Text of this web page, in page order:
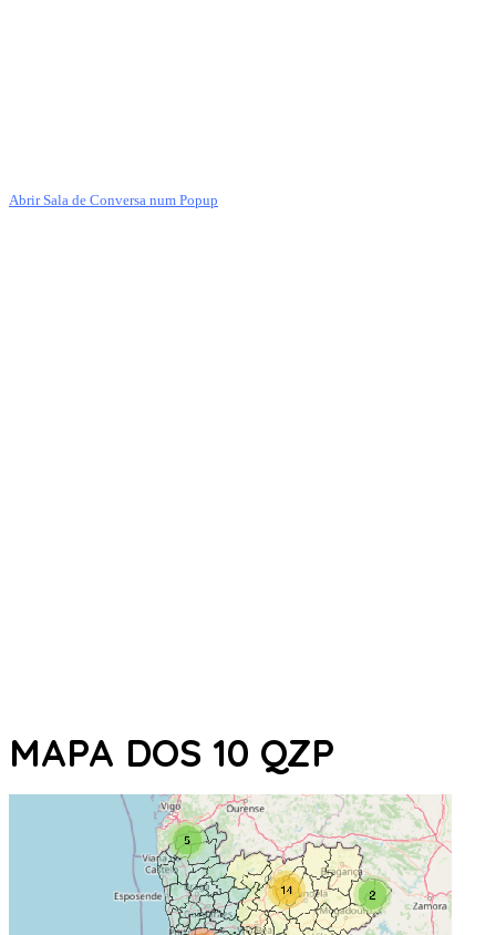
Abrir Sala de Conversa num Popup
MAPA DOS 10 QZP